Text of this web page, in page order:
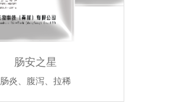
肠安之星
肠炎、腹泻、拉稀